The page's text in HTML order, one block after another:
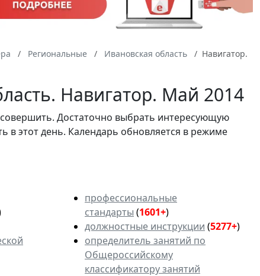
Региональные Ивановская область
Навигатор.
Навигатор. Май 2014
Достаточно выбрать интересующую
в этот день. Календарь обновляется в режиме
профессиональные
стандарты (1601+)
должностные инструкции (5277+)
определитель занятий по
Общероссийскому
классификатору занятий